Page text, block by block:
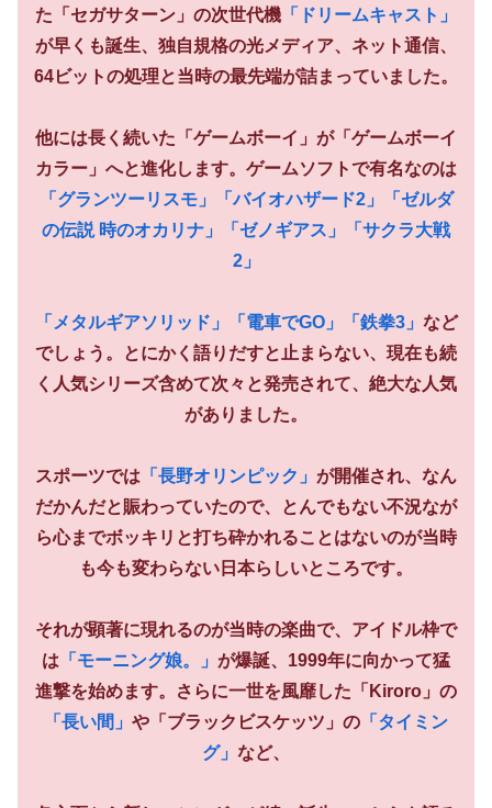
た「セガサターン」の次世代機 「ドリームキャスト」
が早くも誕生、独自規格の光メディア、ネット通信、
64ビットの処理と当時の最先端が詰まっていました。
他には長く続いた「ゲームボーイ」が「ゲームボーイ
カラー」へと進化します。ゲームソフトで有名なのは
「グランツーリスモ」
「バイオハザード2」
「ゼルダ
の伝説 時のオカリナ」
「ゼノギアス」
「サクラ大戦
2」
「メタルギアソリッド」 「電車でGO」 「鉄拳3」 など
でしょう。とにかく語りだすと止まらない、現在も続
く人気シリーズ含めて次々と発売されて、絶大な人気
がありました。
スポーツでは 「長野オリンピック」 が開催され、なん
だかんだと賑わっていたので、とんでもない不況なが
ら心までボッキリと打ち砕かれることはないのが当時
も今も変わらない日本らしいところです。
それが顕著に現れるのが当時の楽曲で、アイドル枠で
は 「モーニング娘。」 が爆誕、1999年に向かって猛
進撃を始めます。さらに一世を風靡した「Kiroro」の
「長い間」 や「ブラックビスケッツ」の 「タイミン
グ」 など、